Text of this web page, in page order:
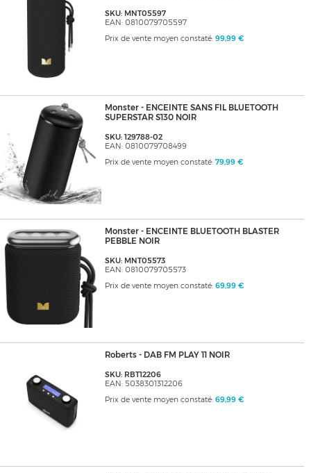
SKU: MNT05597
EAN: 0810079705597
Prix de vente moyen constaté: 99,99 €
Monster - ENCEINTE SANS FIL BLUETOOTH
SUPERSTAR S130 NOIR
SKU: 129788-02
EAN: 0810079708499
Prix de vente moyen constaté: 79,99 €
Monster - ENCEINTE BLUETOOTH BLASTER
PEBBLE NOIR
SKU: MNT05573
EAN: 0810079705573
Prix de vente moyen constaté: 69,99 €
Roberts - DAB FM PLAY 11 NOIR
SKU: RBT12206
EAN: 5038301312206
Prix de vente moyen constaté: 69,99 €